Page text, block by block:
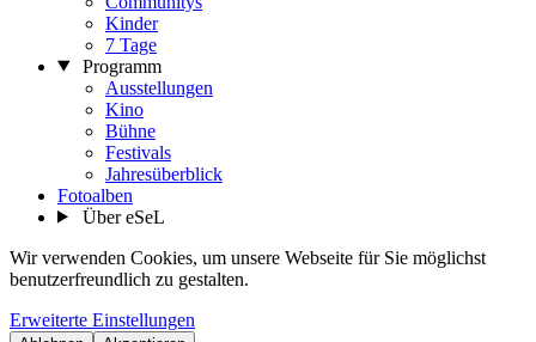
Kinder
7 Tage
Programm
Ausstellungen
Kino
Bühne
Festivals
Jahresüberblick
Fotoalben
Über eSeL
Wir verwenden Cookies, um unsere Webseite für Sie möglichst
benutzerfreundlich zu gestalten.
Erweiterte Einstellungen